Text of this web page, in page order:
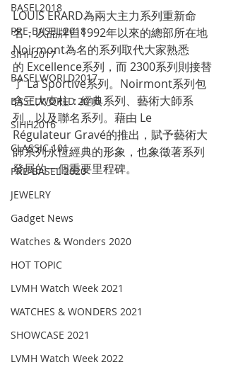
BASEL2018
PRE-BASEL 2018
SIHH2017
BASELWORLD2017
BASELWORLD 2016
SIHH2016
CLASSIC 101
PRE-BASEL 2020
JEWELRY
Gadget News
Watches & Wonders 2020
HOT TOPIC
LVMH Watch Week 2021
WATCHES & WONDERS 2021
SHOWCASE 2021
LVMH Watch Week 2022
LOUIS ERARD為兩大主力系列重新命
名，以品牌自1992年以來的總部所在地
Noirmont為名的系列取代大家熟悉
的 Excellence系列，而 2300系列則接替
了 La Sportive系列。Noirmont系列包
含三大支柱：經典系列、藝術大師系
列，以及聯名系列。藉由 Le
Régulateur Gravé的推出，賦予藝術大
師系列永恆經典的形象，也象徵著系列
發展的一個重要里程碑。